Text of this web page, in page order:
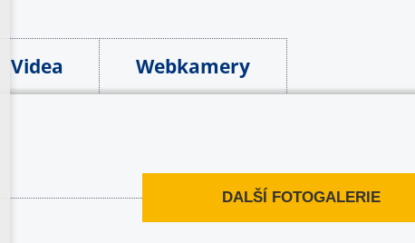
Videa Webkamery
DALŠÍ FOTOGALERIE